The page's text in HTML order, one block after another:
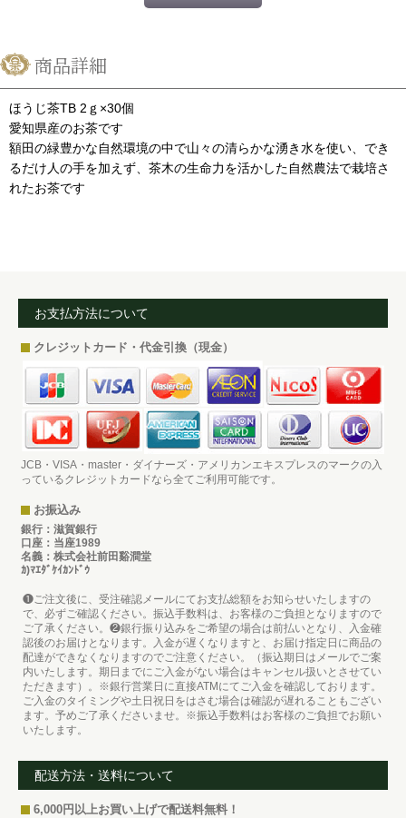
商品詳細
ほうじ茶TB 2ｇ×30個
愛知県産のお茶です
額田の緑豊かな自然環境の中で山々の清らかな湧き水を使い、でき
るだけ人の手を加えず、茶木の生命力を活かした自然農法で栽培さ
れたお茶です
お支払方法について
クレジットカード・代金引換（現金）
JCB・VISA・master・ダイナーズ・アメリカンエキスプレスのマークの入
っているクレジットカードなら全てご利用可能です。
お振込み
銀行：滋賀銀行
口座：当座1989
名義：株式会社前田谿澗堂
ｶ)ﾏｴﾀﾞｹｲｶﾝﾄﾞｳ
❶ご注文後に、受注確認メールにてお支払総額をお知らせいたしますの
で、必ずご確認ください。振込手数料は、お客様のご負担となりますので
ご了承ください。❷銀行振り込みをご希望の場合は前払いとなり、入金確
認後のお届けとなります。入金が遅くなりますと、お届け指定日に商品の
配達ができなくなりますのでご注意ください。（振込期日はメールでご案
内いたします。期日までにご入金がない場合はキャンセル扱いとさせてい
ただきます）。※銀行営業日に直接ATMにてご入金を確認しております。
ご入金のタイミングや土日祝日をはさむ場合は確認が遅れることもござい
ます。予めご了承くださいませ。※振込手数料はお客様のご負担でお願い
いたします。
配送方法・送料について
6,000円以上お買い上げで配送料無料！